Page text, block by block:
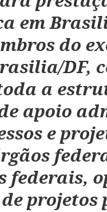
em
do
a
apoio
e